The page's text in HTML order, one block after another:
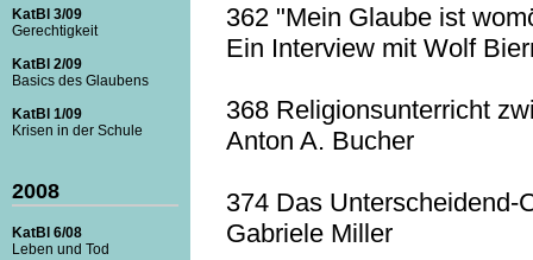
KatBl 3/09
Gerechtigkeit
KatBl 2/09
Basics des Glaubens
KatBl 1/09
Krisen in der Schule
2008
KatBl 6/08
Leben und Tod
362 "Mein Glaube ist
Ein Interview mit Wolf
368 Religionsunterricht
Anton A. Bucher
374 Das Unterscheidend-
Gabriele Miller